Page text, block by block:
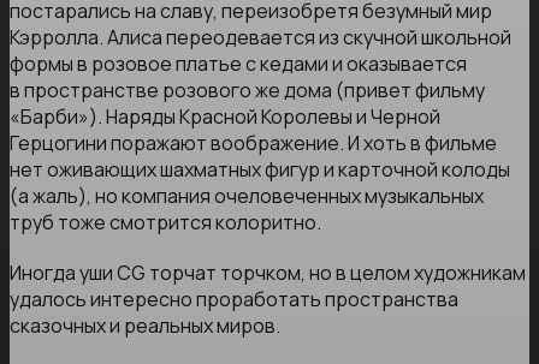
постарались на славу, переизобретя безумный мир
Кэрролла. Алиса переодевается из скучной школьной
формы в розовое платье с кедами и оказывается
в пространстве розового же дома (привет фильму
«Барби»). Наряды Красной Королевы и Черной
Герцогини поражают воображение. И хоть в фильме
нет оживающих шахматных фигур и карточной колоды
(а жаль), но компания очеловеченных музыкальных
труб тоже смотрится колоритно.
Иногда уши CG торчат торчком, но в целом художникам
удалось интересно проработать пространства
сказочных и реальных миров.